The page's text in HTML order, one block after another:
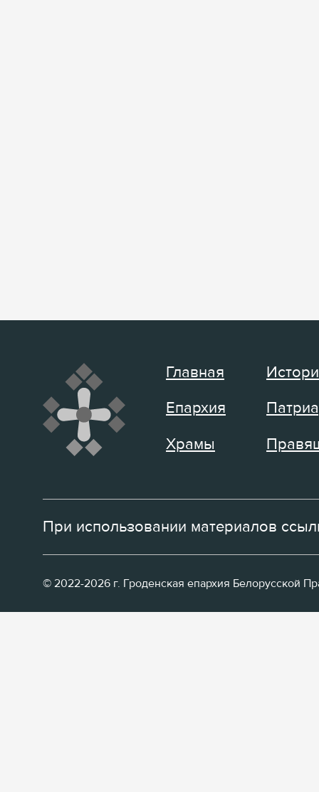
Главная
Епархия
Храмы
При использовании материалов
© 2022-2026 г. Гроденская епархия Белорусской